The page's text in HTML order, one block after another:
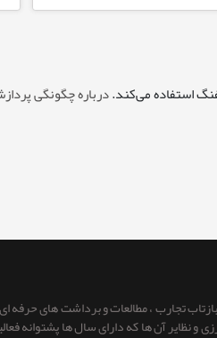
استفاده می‌کند. درباره چگونگی
تجارب ، مطالعات و برداشت های حرفه
و نظایر آن ها که دارای سال ها